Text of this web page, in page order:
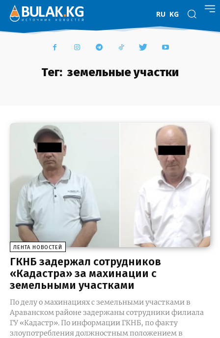
RU KG
Тег: земельные участки
ЛЕНТА НОВОСТЕЙ
ГКНБ задержал сотрудников
«Кадастра» за махинации с
земельными участками
По делу о махинациях с земельными участками в
Араванском районе задержаны сотрудники филиала
ГУ «Кадастр». По информации ГКНБ, по факту
злоупотребления должностным положением в